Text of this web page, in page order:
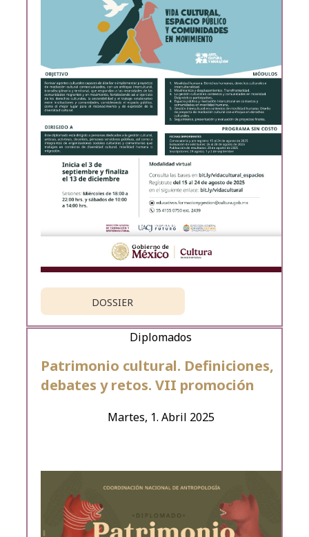
DOSSIER
Martes, 1. Abril 2025
Patrimonio cultural. Definiciones,
debates y retos. VII promoción
Diplomados